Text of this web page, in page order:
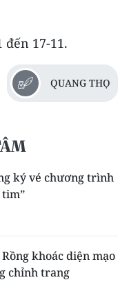
17-11.
QUANG THỌ
ký vé chương trình
tim”
khoác diện mạo
chỉnh trang